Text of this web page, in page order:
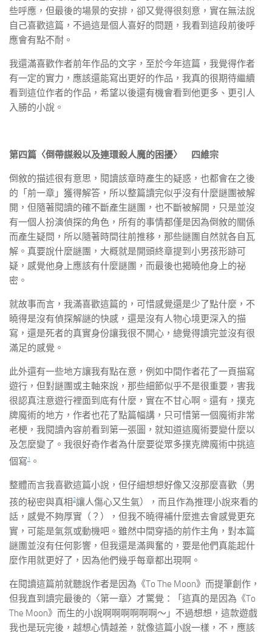
些呼應，但最後的場景的安排，卻又覺得很刻意，實在無法說
自己喜歡這篇，不過這是個人喜好的問題，我看到這段前後呼
應會有點不耐。
我還滿喜歡作者前年作品的文字，至於今年這篇，我覺得作者
有一定的實力，應該還能寫出更好的作品，我真的很期待繼續
看到這位作者的作品，希望以後還有機會看到他更多、更引人
入勝的小說。
第四篇〈倒帶謀殺以及連環殺人魔的困擾〉 四維宗
倒敘的描述很有意思，閱讀該章時產生的疑惑，也都會在之後
的「前一章」獲得解答，所以整篇讀完似乎沒有什麼謎團被解
開，但隨著閱讀的確不斷產生謎團，也不斷被解開，只是並沒
有一個人扮演偵探的角色，所有的事情都僅是因為倒敘的關係
而產生疑問，所以隨著時間往前推移，那些謎團自然就各自瓦
解。真要說什麼謎團，大概就是開頭終章提到小男孩形跡可
疑，感覺他身上應該有什麼謎團，而最後也揭曉他身上的祕
密。
就故事而言，我滿喜歡這篇的，可惜感覺還是少了點什麼，不
曉得是沒有偵探解謎的快感，還是沒有人物心境更深入的描
寫，還是死者的真實身份讓我很不開心，總覺得讀完並沒有很
滿足的感覺。
此外還有一些地方讓我有點在意，例如中間作者花了一頁描寫
遊行，但對謎團或主軸來說，那些細節似乎不是很重要，害我
很認真注意遊行裡面到底有什麼，實在不甘心啊。還有，撲克
牌魔術的地方，作者也花了點篇幅講，只可惜第一個魔術非常
老梗，我閱讀內容前看到第一張圖，就知道這魔術要變什麼以
及怎麼變了。我很好奇作者為什麼要從眾多撲克牌魔術中挑這
個寫1 。
整體而言我喜歡這篇小說，但仔細想想好像又沒那麼喜歡（男
孩的秘密與真相2讓人傷心又生氣），而且作為推理小說來看的
話，感覺不夠厚實（？），但我不曉得補什麼進去會感覺更充
實，可能是氣氛或動機吧。雖然中間穿插的前作主角，對本篇
謎團並沒有任何影響，但我還是滿興奮的，要是他們真能起什
麼作用就更好了，因為他們幾乎每章都出現啊。
在閱讀這篇前就聽說作者是因為《To The Moon》而提筆創作，
但我直到讀完最後的〈第一章〉才驚覺：「這真的是因為《To
The Moon》而生的小說啊啊啊啊啊啊～」不過想想，這款遊戲
我也是玩完後，越想心情越差，就像這篇小說一樣，不，應該